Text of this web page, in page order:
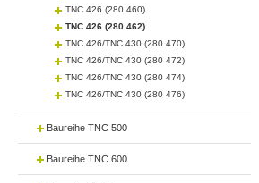
TNC 426 (280 460)
TNC 426 (280 462)
TNC 426/TNC 430 (280 470)
TNC 426/TNC 430 (280 472)
TNC 426/TNC 430 (280 474)
TNC 426/TNC 430 (280 476)
Baureihe TNC 500
Baureihe TNC 600